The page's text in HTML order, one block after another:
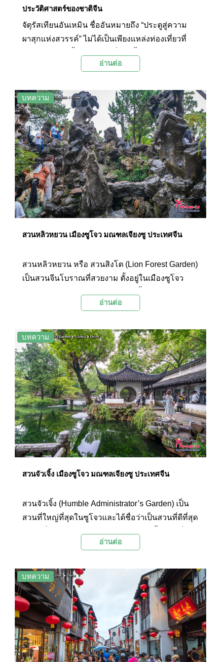
ประวัติศาสตร์ของชาติจีน
จัตุรัสเทียนอันเหมิน ชื่ออันหมายถึง “ประตูสู่ความ
ผาสุกแห่งสวรรค์” ไม่ได้เป็นเพียงแหล่งท่องเที่ยวที่
ในหน้าประวัติศาสตร์จีนหลายต่อหลายครั้ง ทั้งการ
ของประเทศจีนทั้งหมด ต่างก็เกิดขึ้นที่นี่ ทำให้จัตุรัส
แห่งนี้ได้ชื่อว่าเป็น สัญลักษณ์ของประเทศจีนในยุค
ใหม่
อ่านต่อ
บทความ
สวนหลิวหยวน เมืองซูโจว มณฑลเจียงซู ประเทศจีน
สวนหลิวหยวน หรือ สวนสิงโต (Lion Forest Garden)
เป็นสวนจีนโบราณที่สวยงาม ตั้งอยู่ในเมืองซูโจว
อันยาวนานและมีการเปลี่ยนแปลงเจ้าของและชื่อ
การยกย่องว่าเป็นหนึ่งในสวนคลาสสิกที่สำคัญที่สุด
ของซูโจว และเป็นส่วนหนึ่งของ "สวนคลาสสิกของซู
โจว" ที่ได้รับการขึ้นทะเบียนเป็นมรดกโลกทาง
วัฒนธรรมโดยองค์การยูเนสโก (UNESCO) ในปี
ค.ศ.2000
อ่านต่อ
บทความ
สวนจัวเจิ้ง เมืองซูโจว มณฑลเจียงซู ประเทศจีน
สวนจัวเจิ้ง (Humble Administrator’s Garden) เป็น
สวนที่ใหญ่ที่สุดในซูโจวและได้ชื่อว่าเป็นสวนที่ดีที่สุด
ฉากหลังของภาพยนตร์และรายการโทรทัศน์จีน
โลกโดยยูเนสโก (UNESCO) ในปี ค.ศ. 1997
อ่านต่อ
บทความ